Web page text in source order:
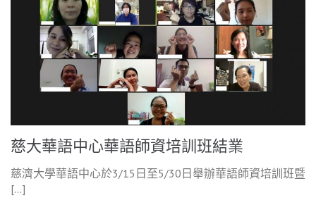
慈大華語中心華語師資培訓班結業
慈濟大學華語中心於3/15日至5/30日舉辦華語師資培訓班暨
[…]